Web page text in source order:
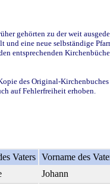
gehörten zu der weit
eine neue selbständige
entsprechenden
des Original-
auf Fehlerfreiheit erhoben.
Vaters Vorname des
Johann